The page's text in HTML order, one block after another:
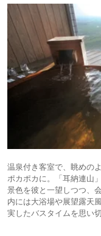
温泉付き客室で、眺めの
ポカポカに。「耳納連山
景色を彼と一望しつつ、
内には大浴場や展望露天
実したバスタイムを思い